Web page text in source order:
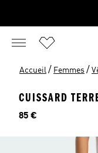
Accueil / Femmes /
CUISSARD
Prix
85 €